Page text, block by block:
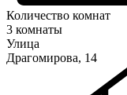
Количество комнат
3 комнаты
Улица
Драгомирова, 14